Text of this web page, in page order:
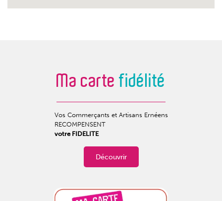
Ma carte fidélité
Vos Commerçants et Artisans Ernéens
RECOMPENSENT
votre FIDELITE
Découvrir